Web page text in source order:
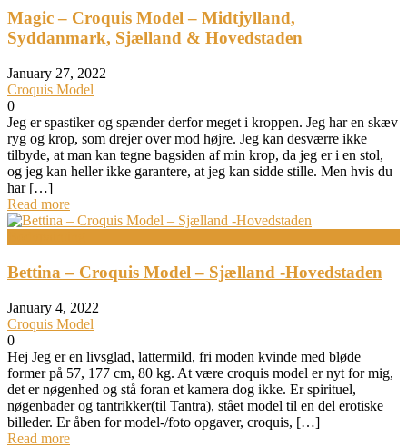
Magic – Croquis Model – Midtjylland,
Syddanmark, Sjælland & Hovedstaden
January 27, 2022
Croquis Model
0
Jeg er spastiker og spænder derfor meget i kroppen. Jeg har en skæv
ryg og krop, som drejer over mod højre. Jeg kan desværre ikke
tilbyde, at man kan tegne bagsiden af min krop, da jeg er i en stol,
og jeg kan heller ikke garantere, at jeg kan sidde stille. Men hvis du
har […]
Read more
Bettina – Croquis Model – Sjælland -Hovedstaden
January 4, 2022
Croquis Model
0
Hej Jeg er en livsglad, lattermild, fri moden kvinde med bløde
former på 57, 177 cm, 80 kg. At være croquis model er nyt for mig,
det er nøgenhed og stå foran et kamera dog ikke. Er spirituel,
nøgenbader og tantrikker(til Tantra), stået model til en del erotiske
billeder. Er åben for model-/foto opgaver, croquis, […]
Read more